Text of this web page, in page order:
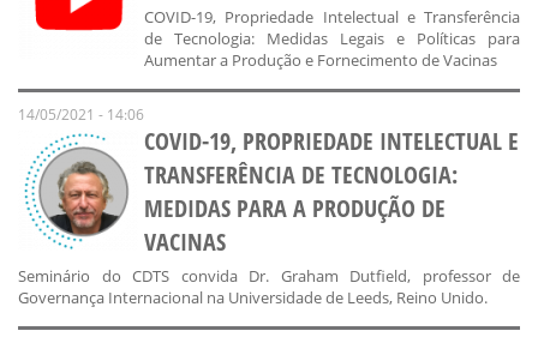
COVID-19, Propriedade Intelectual e Transferência
de Tecnologia: Medidas Legais e Políticas para
Aumentar a Produção e Fornecimento de Vacinas
14/05/2021 - 14:06
COVID-19, PROPRIEDADE INTELECTUAL E
TRANSFERÊNCIA DE TECNOLOGIA:
MEDIDAS PARA A PRODUÇÃO DE
VACINAS
Seminário do CDTS convida Dr. Graham Dutfield, professor de
Governança Internacional na Universidade de Leeds, Reino Unido.